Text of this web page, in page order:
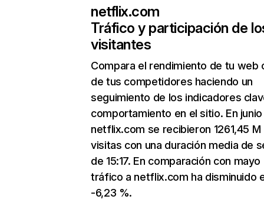
netflix.com
Tráfico y participación de
visitantes
Compara el rendimiento de tu web
de tus competidores haciendo un
seguimiento de los indicadores
comportamiento en el sitio. En junio
netflix.com se recibieron 1261,45 M
visitas con una duración media de
de 15:17. En comparación con mayo
tráfico a netflix.com ha disminuido
-6,23 %.